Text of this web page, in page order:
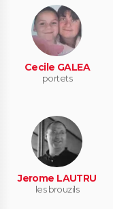
Cecile GALEA
portets
Jerome LAUTRU
les brouzils